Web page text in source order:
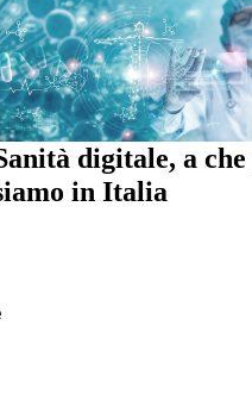
digitale, a
in Italia